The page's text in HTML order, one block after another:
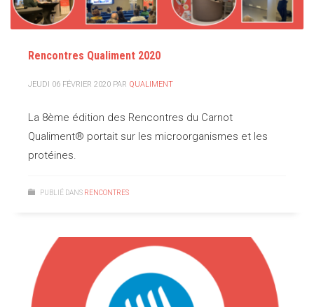
Rencontres Qualiment 2020
JEUDI 06 FÉVRIER 2020 PAR QUALIMENT
La 8ème édition des Rencontres du Carnot
Qualiment® portait sur les microorganismes et les
protéines.
PUBLIÉ DANS RENCONTRES